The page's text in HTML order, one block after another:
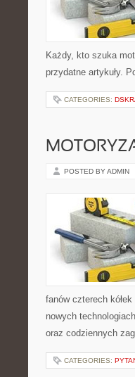
Każdy, kto szuka
przydatne artykuły.
CATEGORIES:
POSTED BY ADMIN
fanów czterech
nowych
oraz codziennych
CATEGORIES: